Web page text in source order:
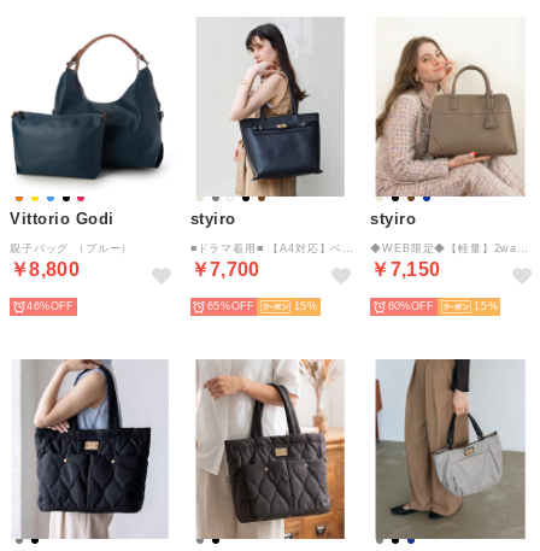
Vittorio Godi
親子バッグ （ブルー）
￥8,800
46%
styiro
￥7,700
65% 15
styiro
￥7,150
60% 15